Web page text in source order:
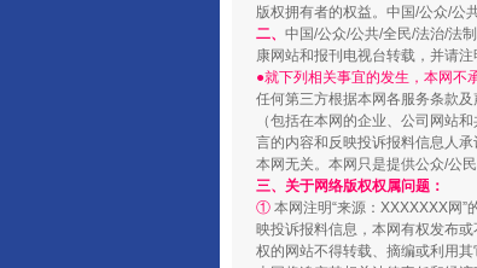
国家大学科技园优
版权拥有者的权益。中国/公众/公
二、 中国/公众/公共/全民/法治/法
康网站和报刊电视台转载，并请注
●就下列相关事宜的发生，本网
任何第三方根据本网各服务条款
（包括在本网的企业、公司网站
言的内容和反映投诉报料信息人
本网无关。本网只是提供公众/公
三、关于网络版权权属问题：
① 本网注明“来源：XXXXXXX网
映投诉报料信息，本网有权发布
权的网站不得转载、摘编或利用